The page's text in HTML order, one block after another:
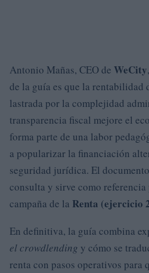
Antonio Mañas, CEO de WeCity
de la guía es que la rentabilidad
lastrada por la complejidad
transparencia fiscal mejore el
forma parte de una labor
a popularizar la financiación
seguridad jurídica. El
consulta y sirve como
campaña de la Renta (ejercicio
En definitiva, la guía combina
el crowdlending y cómo se
renta con pasos operativos para